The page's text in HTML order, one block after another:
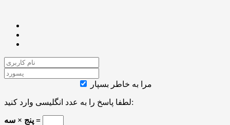
مرا به خاطر بسپار
لطفا پاسخ را به عدد انگلیسی وارد کنید:
پنج × سه =